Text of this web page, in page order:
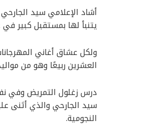
أشاد الإعلامي سيد
يتنبأ لها بمستقبل كبير في
ولكل عشاق أغاني
العشرين ربيعًا وهو من
درس زغلول التمريض وفي
سيد الجارحي والذي أثنى
النجومية.